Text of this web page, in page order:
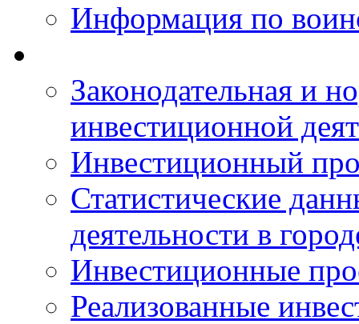
Информация по
Законодательная и
инвестиционной
Инвестиционный
Статистические
деятельности в
Инвестиционные
Реализованные